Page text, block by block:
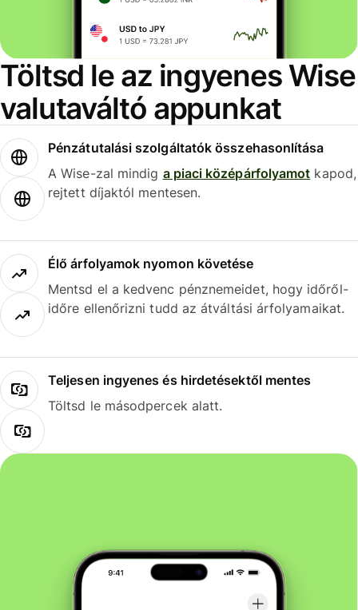
Töltsd le az ingyenes Wise
valutaváltó appunkat
Pénzátutalási szolgáltatók összehasonlítása
A Wise-zal mindig a piaci középárfolyamot kapod,
rejtett díjaktól mentesen.
Élő árfolyamok nyomon követése
Mentsd el a kedvenc pénznemeidet, hogy időről-
időre ellenőrizni tudd az átváltási árfolyamaikat.
Teljesen ingyenes és hirdetésektől mentes
Töltsd le másodpercek alatt.